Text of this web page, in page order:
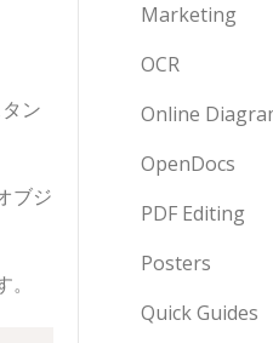
ン
ブジ
Marketing
OCR
Online
OpenDocs
PDF Editing
Posters
Quick Guides